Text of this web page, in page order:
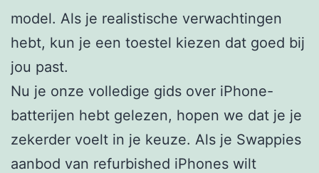
model. Als je realistische verwachtingen
hebt, kun je een toestel kiezen dat goed bij
jou past.
Nu je onze volledige gids over iPhone-
batterijen hebt gelezen, hopen we dat je je
zekerder voelt in je keuze. Als je Swappies
aanbod van refurbished iPhones wilt